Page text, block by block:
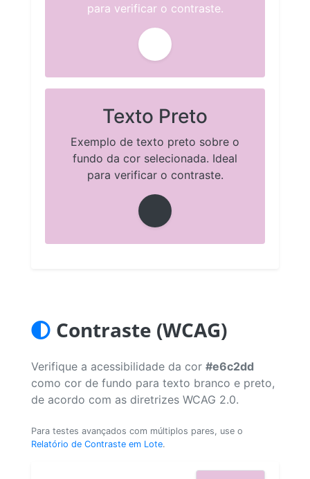
para verificar o contraste.
Texto Preto
Exemplo de texto preto sobre o
fundo da cor selecionada. Ideal
para verificar o contraste.
Contraste (WCAG)
Verifique a acessibilidade da cor #e6c2dd
como cor de fundo para texto branco e preto,
de acordo com as diretrizes WCAG 2.0.
Para testes avançados com múltiplos pares, use o
Relatório de Contraste em Lote.